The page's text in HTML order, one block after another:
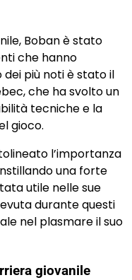
Boban è stato
che hanno
dei più noti è stato il
che ha svolto un
tecniche e la
gioco.
l’importanza
una forte
utile nelle sue
durante questi
nel plasmare il suo
giovanile